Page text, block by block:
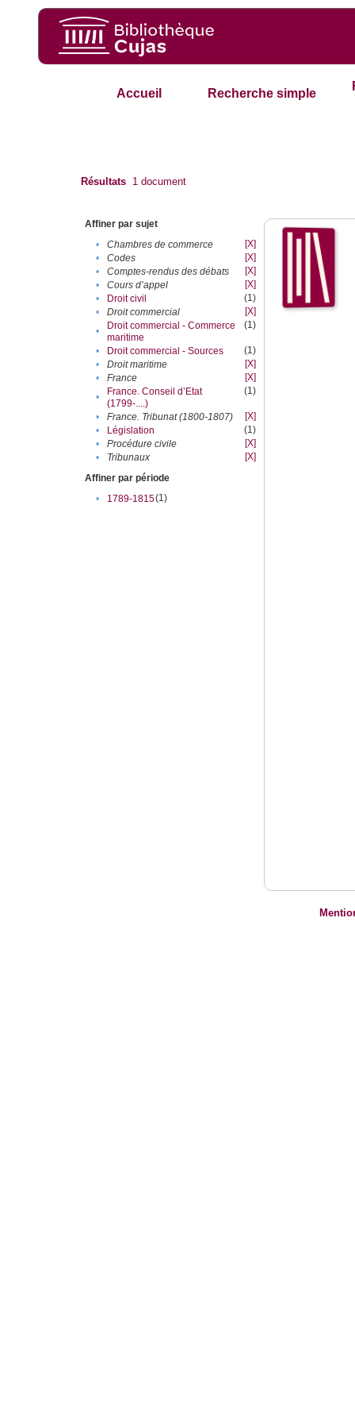
Accueil Recherche simple
Résultats 1 document
Affiner par sujet
•
Chambres de commerce
[X]
•
Codes
[X]
•
Comptes-rendus des débats
[X]
•
Cours d’appel
[X]
•
Droit civil
(1)
•
Droit commercial
[X]
•
Droit commercial - Commerce
maritime
(1)
• Droit commercial - Sources
(1)
•
Droit maritime
[X]
•
France
[X]
•
France. Conseil d’Etat
(1799-....)
(1)
• France. Tribunat (1800-1807)
[X]
•
Législation
(1)
•
Procédure civile
[X]
•
Tribunaux
[X]
Affiner par période
•
1789-1815(1)